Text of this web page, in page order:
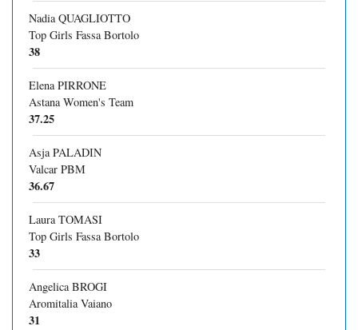
Nadia QUAGLIOTTO
Top Girls Fassa Bortolo
38
Elena PIRRONE
Astana Women's Team
37.25
Asja PALADIN
Valcar PBM
36.67
Laura TOMASI
Top Girls Fassa Bortolo
33
Angelica BROGI
Aromitalia Vaiano
31